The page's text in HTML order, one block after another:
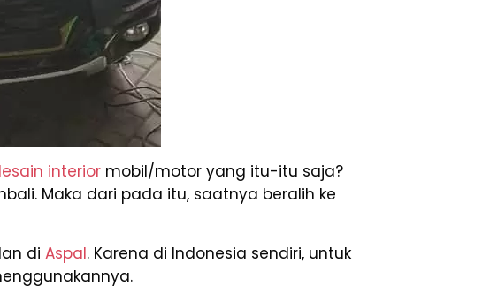
interior mobil/motor yang itu-itu saja?
Maka dari pada itu, saatnya beralih ke
diAspal. Karena di Indonesia sendiri, untuk